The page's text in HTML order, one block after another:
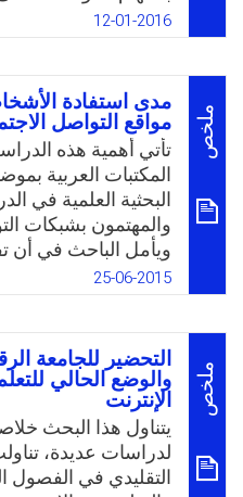
التواصل الاجتماعي.
الدول على دور
والتطوير، وكان لثورة
والاتصال أثر كبير
الشعوب، والتي
الحياة الاجتماعية
المجتمعية نقلة
المعرفة الخيار
والهدف الرئيس
ومن هنا جاءت فكرة
لتنمية المهام
الإنترنت التفاعلية
بجامعة مؤتة.
12-01-2016
ملخص
مدى استفادة
مواقع التواصل
تأتي أهمية هذه
المكتبات العربية
البحثية العلمية في
والمهتمون بشبكات
ويأمل الباحث في أن
للخوض أكثر في
في التحديات التي
كما ستعود الدراسة
وذلك بعد نشر نتائجها
الموضوعات التي
لتوفيرها لهم عبر
خاصة أن كثير من
فاعلية مشاركتهم
25-06-2015
ملخص
التحضير للجامعة
والوضع الحالي
الإنترنت
يتناول هذا البحث
لدراسات عديدة،
التقليدي في الفصول